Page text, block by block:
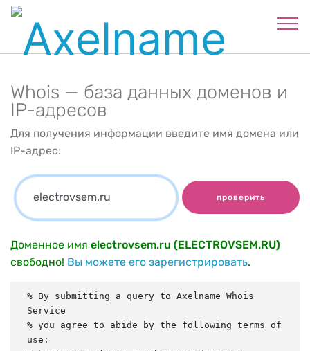
Whois — база данных доменов и
IP-адресов
Для получения информации введите имя домена или
IP-адрес:
проверить
Доменное имя electrovsem.ru (ELECTROVSEM.RU)
свободно! Вы можете его зарегистрировать.
% By submitting a query to Axelname Whois
Service
% you agree to abide by the following terms of
use: